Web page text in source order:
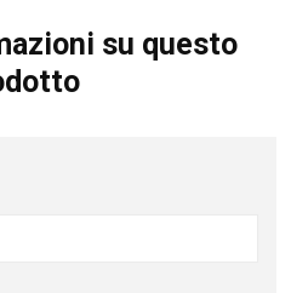
su questo